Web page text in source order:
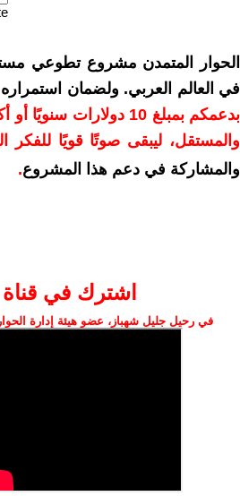
الحوار المتمدن مشروع تطوعي
في العالم العربي. ولضمان
بدعمكم بمبلغ 10
والمستقل، ليبقى صوتًا قويًا للفكر
والمشاركة في دعم هذا المشروع.
اشترك في
في رحيل جليل شهباز، عضو هيئة إدارة